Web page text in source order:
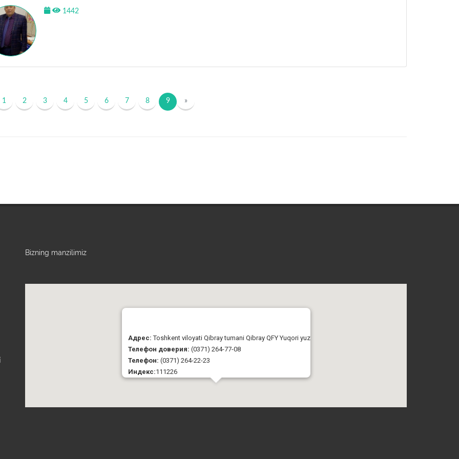
1442
1 2 3 4 5 6 7 8 9 »
Bizning manzilimiz
Адрес:Toshkent viloyati Qibray tumani Qibray QFY Yuqori yuz
Телефон доверия: (0371) 264-77-08
Телефон: (0371) 264-22-23
Индекс:111226